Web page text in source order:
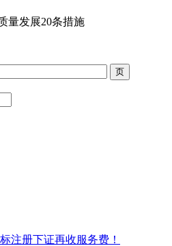
量发展20条措施
注册下证再收服务费！